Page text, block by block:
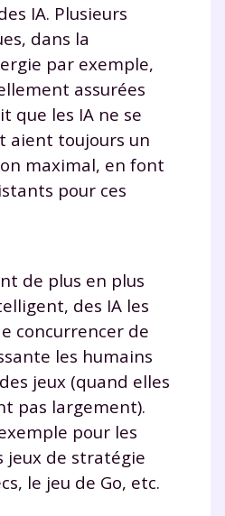
IA. Plusieurs
dans la
par exemple,
assurées
que les IA ne se
aient toujours un
maximal, en font
pour ces
de plus en plus
des IA les
concurrencer de
les humains
jeux (quand elles
pas largement).
pour les
jeux de stratégie
le jeu de Go, etc.